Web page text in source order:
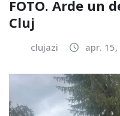
FOTO. Arde un
Cluj
clujazi apr.